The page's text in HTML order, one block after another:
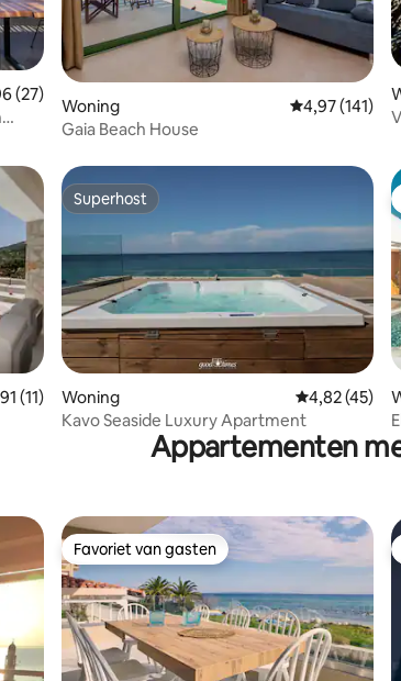
beoordeling van 4,96 uit 5, 27 recensies
(27)
Woning Gemiddelde
4,97 (141)
Gaia Beach House
beoordeling van 4,91 uit 5, 11 recensies
(11)
Superhost
Superhost
Woning Gemiddelde
4,82 (45)
Kavo Seaside Luxury Apartment
Appartementen
Favoriet van gasten
Favoriet van gasten